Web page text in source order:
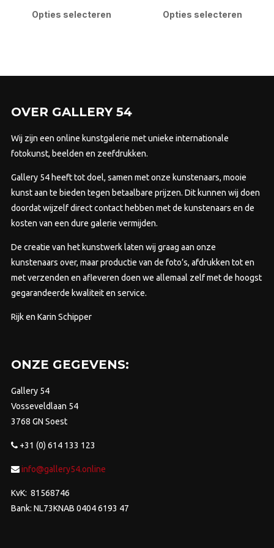
€4.000,00
Opties selecteren
Deze
worden
op
productpagina
€2.700,00
Opties selecteren
OVER GALLERY 54
Wij zijn een online kunstgalerie met unieke internationale
fotokunst, beelden en zeefdrukken.
Gallery 54 heeft tot doel, samen met onze kunstenaars, mooie
kunst aan te bieden tegen betaalbare prijzen. Dit kunnen wij doen
doordat wijzelf direct contact hebben met de kunstenaars en de
kosten van een dure galerie vermijden.
De creatie van het kunstwerk laten wij graag aan onze
kunstenaars over, maar productie van de foto’s, afdrukken tot en
met verzenden en afleveren doen we allemaal zelf met de hoogst
gegarandeerde kwaliteit en service.
Rijk en Karin Schipper
ONZE GEGEVENS:
Gallery 54
Vosseveldlaan 54
3768 GN Soest
+31 (0) 614 133 123
info@gallery54.online
KvK: 81568746
Bank: NL73KNAB 0404 6193 47